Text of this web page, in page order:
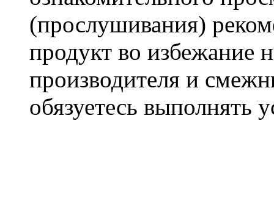
(прослушивания)
продукт во избежание
производителя и
обязуетесь выполнять